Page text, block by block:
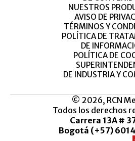
NUESTROS
AVISO DE
TÉRMINOS Y
POLÍTICA DE
DE
POLÍTICA DE
DE INDUSTRIA Y
© 2026, RCN
Todos los derechos
Carrera 13A #
Bogotá (+57)